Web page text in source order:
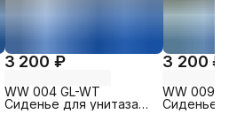
3 200 ₽
WW 004 GL-WT
Сиденье для унитаза
3 200 ₽
WW 009
Сиденье